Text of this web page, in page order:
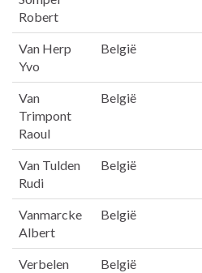
Robert
Van Herp
Yvo
België
Van
Trimpont
Raoul
België
Van Tulden
Rudi
België
Vanmarcke
Albert
België
Verbelen
België